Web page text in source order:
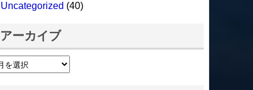
Uncategorized (40)
アーカイブ